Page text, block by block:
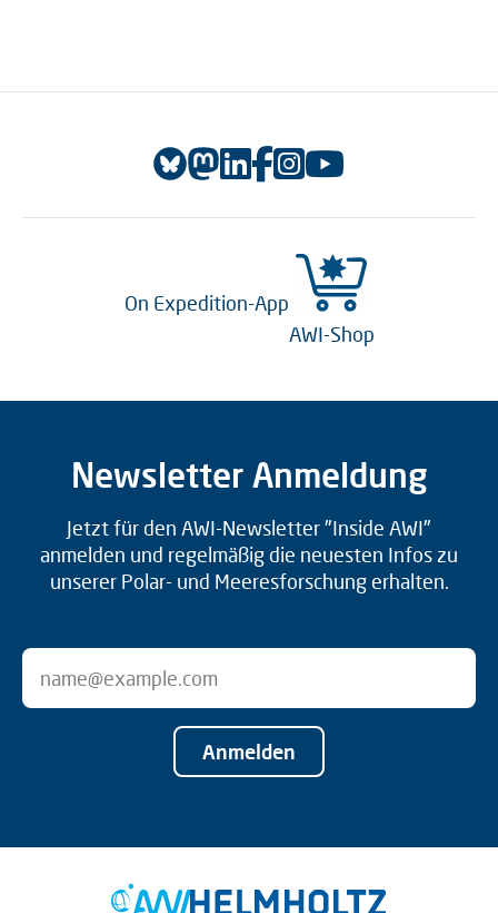
On Expedition-App
AWI-Shop
Newsletter Anmeldung
Jetzt für den AWI-Newsletter "Inside AWI"
anmelden und regelmäßig die neuesten Infos zu
unserer Polar- und Meeresforschung erhalten.
Anmelden